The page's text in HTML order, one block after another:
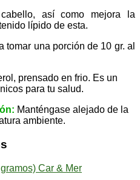
así como mejora la
lípido de esta.
tomar una porción de 10 gr. al
prensado en frio. Es un
para tu salud.
Manténgase alejado de la
ambiente.